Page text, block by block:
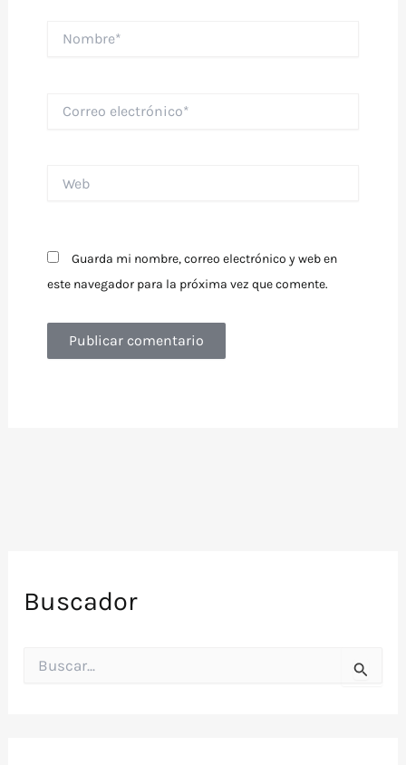
electrónico*
Guarda mi nombre, correo electrónico y web en
este navegador para la próxima vez que comente.
Buscador